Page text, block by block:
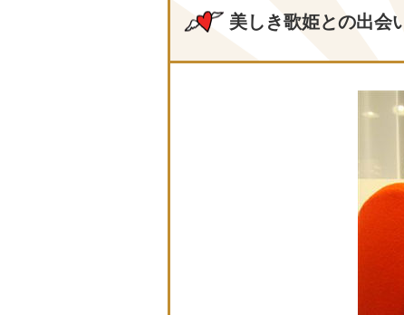
美しき歌姫との出会